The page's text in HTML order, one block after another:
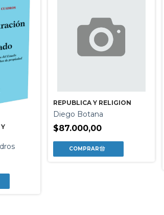
REPUBLICA Y RELIGION
Diego Botana
$87.000,00